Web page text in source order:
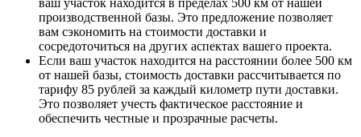
производственной базы. Это предложение позволяет
вам сэкономить на стоимости доставки и
сосредоточиться на других аспектах вашего проекта.
Если ваш участок находится на расстоянии более 500 км
от нашей базы, стоимость доставки рассчитывается по
тарифу 85 рублей за каждый километр пути доставки.
Это позволяет учесть фактическое расстояние и
обеспечить честные и прозрачные расчеты.